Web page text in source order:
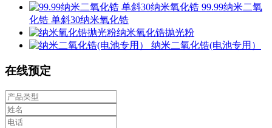
99.99纳米二氧
化锆 单斜30纳米氧化锆
​纳米氧化锆抛光粉
纳米二氧化锆(电池专用）
在线预定